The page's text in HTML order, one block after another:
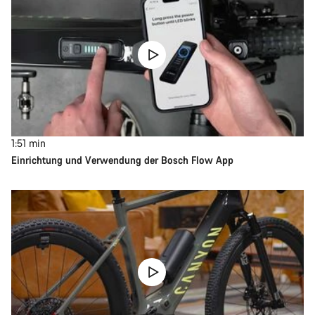
1:51 min
Einrichtung und Verwendung der Bosch Flow App